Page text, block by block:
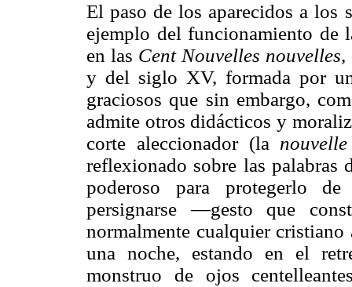
El paso de los aparecidos a los
ejemplo del funcionamiento de
en las Cent Nouvelles nouvelles,
y del siglo XV, formada por
graciosos que sin embargo,
admite otros didácticos y
corte aleccionador (la nouvelle
reflexionado sobre las palabras
poderoso para protegerlo
persignarse —gesto que
normalmente cualquier
una noche, estando en el
monstruo de ojos